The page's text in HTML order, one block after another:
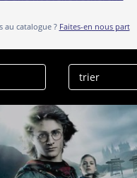
au catalogue ? Faites-en nous part
Daniel Radcliffe
effacer l’historique